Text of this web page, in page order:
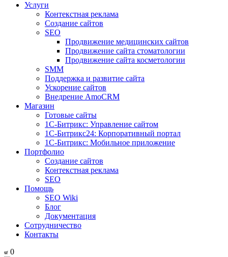
Услуги
Контекстная реклама
Создание сайтов
SEO
Продвижение медицинских сайтов
Продвижение сайта стоматологии
Продвижение сайта косметологии
SMM
Поддержка и развитие сайта
Ускорение сайтов
Внедрение AmoCRM
Магазин
Готовые сайты
1С-Битрикс: Управление сайтом
1С-Битрикс24: Корпоративный портал
1С-Битрикс: Мобильное приложение
Портфолио
Создание сайтов
Контекстная реклама
SEO
Помощь
SEO Wiki
Блог
Документация
Сотрудничество
Контакты
0